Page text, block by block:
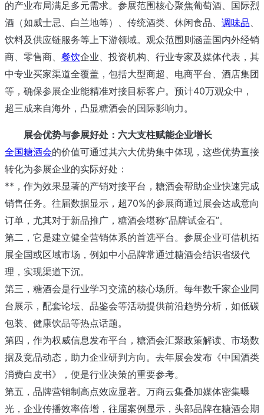
的产业布局满足多元需求。参展范围核心聚焦葡萄酒、国际烈
酒（如威士忌、白兰地等）、传统酒类、休闲食品、 调味品
饮料及供应链服务等上下游领域。观众范围则涵盖国内外经销
商、零售商、 餐饮企业、投资机构、行业专家及媒体代表，其
中专业买家渠道全覆盖，包括大型商超、电商平台、酒店集团
等，确保参展企业能精准对接目标客户。预计40万观众中，
超三成来自海外，凸显糖酒会的国际影响力。
展会优势与参展好处：六大支柱赋能企业增长
全国糖酒会的价值可通过其六大优势集中体现，这些优势直接
转化为参展企业的实际好处：
**，作为效果显著的产销对接平台，糖酒会帮助企业快速完成
销售任务。往届数据显示，超70%的参展商通过展会达成意向
订单，尤其对于新品推广，糖酒会堪称“品牌试金石”。
第二，它是建立健全营销体系的首选平台。参展企业可借机拓
展全国或区域市场，例如中小品牌常通过糖酒会结识省级代
理，实现渠道下沉。
第三，糖酒会是行业学习交流的核心场所。每年数千家企业同
台展示，配套论坛、品鉴会等活动提供前沿趋势分析，如低碳
包装、健康饮品等热点话题。
第四，作为权威信息发布平台，糖酒会汇聚政策解读、市场数
据及竞品动态，助力企业研判方向。去年展会发布《中国酒类
消费白皮书》，便是行业决策的重要参考。
第五，品牌营销制高点效应显著。万商云集叠加媒体密集曝
光，企业传播效率倍增，往届案例显示，头部品牌在糖酒会期